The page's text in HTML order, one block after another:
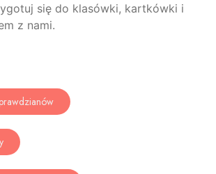
się do klasówki, kartkówki i
z nami.